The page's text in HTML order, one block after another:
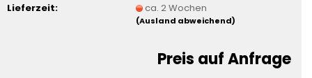
Lieferzeit:
ca. 2 Wochen
(Ausland abweichend)
Preis auf Anfrage